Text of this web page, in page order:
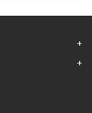
+
+